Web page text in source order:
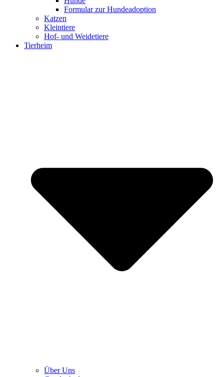
Formular zur Hundeadoption
Katzen
Kleintiere
Hof- und Weidetiere
Tierheim
Über Uns